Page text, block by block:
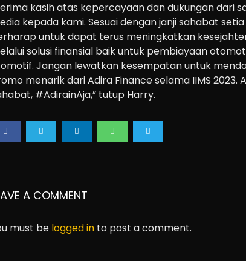
kasih atas kepercayaan dan dukungan dari
kepada kami. Sesuai dengan janji sahabat
untuk dapat terus meningkatkan
solusi finansial baik untuk pembiayaan
Jangan lewatkan kesempatan untuk
menarik dari Adira Finance selama IIMS 2023.
#AdirainAja,” tutup Harry.
A COMMENT
must be logged into post a comment.